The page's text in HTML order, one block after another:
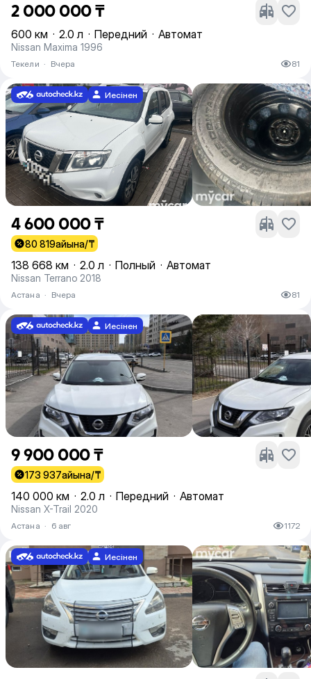
2 000 000 ₸
600 км · 2.0 л · Передний · Автомат
Nissan Maxima 1996
Текели · Вчера 81
Иесінен
4 600 000 ₸
80 819айына/₸
138 668 км · 2.0 л · Полный · Автомат
Nissan Terrano 2018
Астана · Вчера 81
Иесінен
9 900 000 ₸
173 937айына/₸
140 000 км · 2.0 л · Передний · Автомат
Nissan X-Trail 2020
Астана · 6 авг 1172
Иесінен